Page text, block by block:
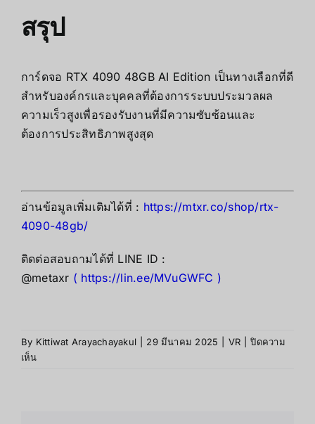
สรุป
การ์ดจอ RTX 4090 48GB AI Edition เป็นทางเลือกที่ดี
สำหรับองค์กรและบุคคลที่ต้องการระบบประมวลผล
ความเร็วสูงเพื่อรองรับงานที่มีความซับซ้อนและ
ต้องการประสิทธิภาพสูงสุด
อ่านข้อมูลเพิ่มเติมได้ที่ : https://mtxr.co/shop/rtx-
4090-48gb/
ติดต่อสอบถามได้ที่ LINE ID :
@metaxr ( https://lin.ee/MVuGWFC )
By Kittiwat Arayachayakul 29 มีนาคม 2025 VR
ปิดความ
เห็นบน